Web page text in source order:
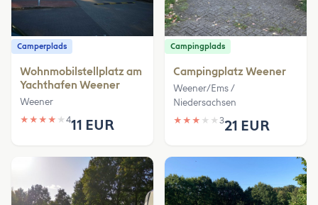
Camperplads
Wohnmobilstellplatz am
Yachthafen Weener
Weener
★ ★ ★ ★ ★ 411 EUR
Campingplads
Campingplatz Weener
Weener/Ems /
Niedersachsen
★ ★ ★ ★ ★ 321 EUR